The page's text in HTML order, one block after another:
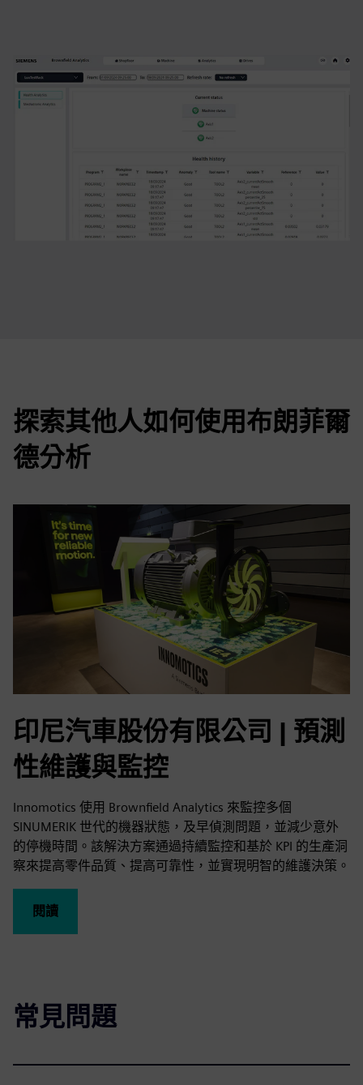
探索其他人如何使用布朗菲爾
德分析
印尼汽車股份有限公司 | 預測
性維護與監控
Innomotics 使用 Brownfield Analytics 來監控多個
SINUMERIK 世代的機器狀態，及早偵測問題，並減少意外
的停機時間。該解決方案通過持續監控和基於 KPI 的生產洞
察來提高零件品質、提高可靠性，並實現明智的維護決策。
閱讀
常見問題